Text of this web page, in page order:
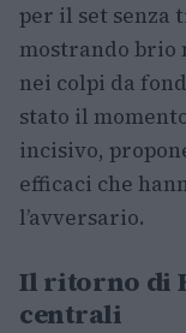
per il set senza
mostrando brio
nei colpi da
stato il
incisivo,
efficaci che
l’avversario.
Il ritorno di
centrali